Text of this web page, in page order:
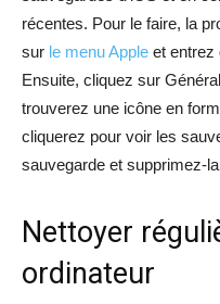
récentes. Pour le faire, la
sur le menu Apple et entrez
Ensuite, cliquez sur
trouverez une icône en
cliquerez pour voir les
sauvegarde et supprimez-
Nettoyer
ordinateur